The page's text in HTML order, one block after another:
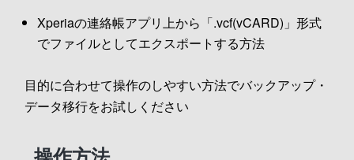
Xperiaの連絡帳アプリ上から「.vcf(vCARD)」形式
でファイルとしてエクスポートする方法
目的に合わせて操作のしやすい方法でバックアップ・
データ移行をお試しください